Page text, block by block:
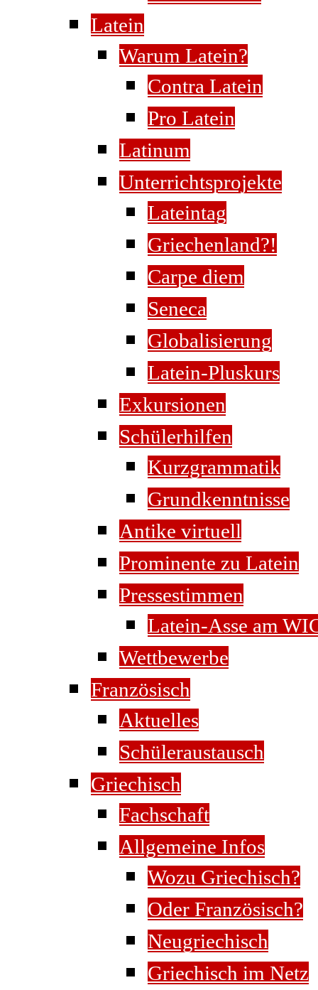
Latein
Warum Latein?
Contra Latein
Pro Latein
Latinum
Unterrichtsprojekte
Lateintag
Griechenland?!
Carpe diem
Seneca
Globalisierung
Latein-Pluskurs
Exkursionen
Schülerhilfen
Kurzgrammatik
Grundkenntnisse
Antike virtuell
Prominente zu Latein
Pressestimmen
Latein-Asse am
Wettbewerbe
Französisch
Aktuelles
Schüleraustausch
Griechisch
Fachschaft
Allgemeine Infos
Wozu Griechisch?
Oder Französisch?
Neugriechisch
Griechisch im Netz